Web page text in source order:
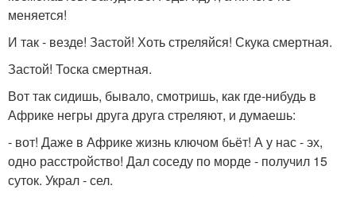
меняется!
И так - везде! Застой! Хоть стреляйся! Скука смертная.
Застой! Тоска смертная.
Вот так сидишь, бывало, смотришь, как где-нибудь в
Африке негры друга друга стреляют, и думаешь:
- вот! Даже в Африке жизнь ключом бьёт! А у нас - эх,
одно расстройство! Дал соседу по морде - получил 15
суток. Украл - сел.